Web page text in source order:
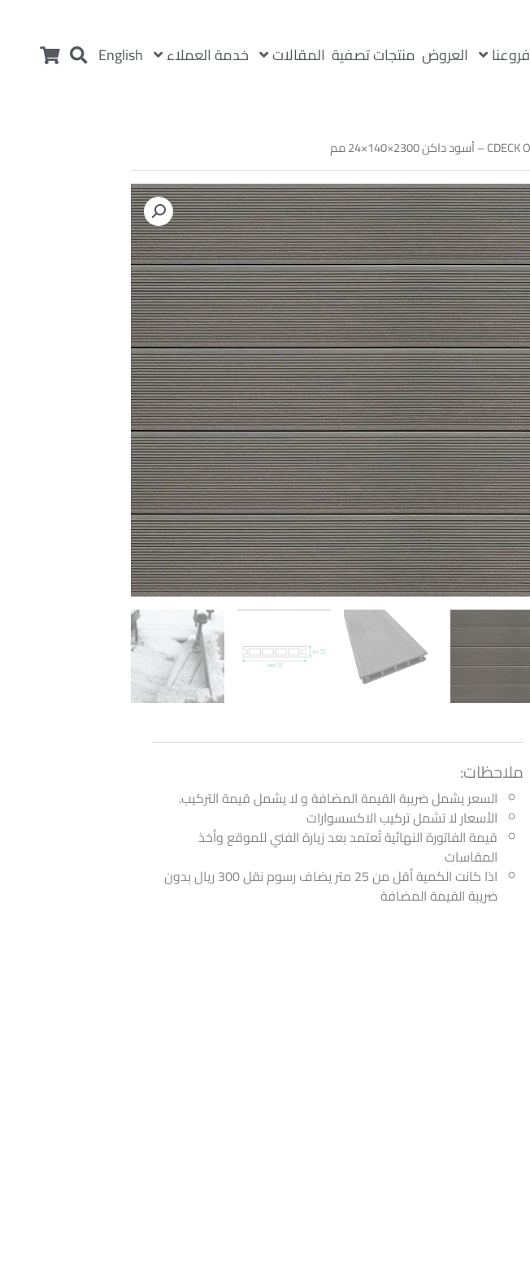
فروعنا العروض منتجات تصفية المقالات خدمة العملاء English
ملاحظات:
السعر يشمل ضريبة القيمة المضافة و لا يشمل قيمة التركيب.
الأسعار لا تشمل تركيب الاكسسوارات
قيمة الفاتورة النهائية تُعتمد بعد زيارة الفني للموقع وأخذ
المقاسات
اذا كانت الكمية أقل من 25 متر يضاف رسوم نقل 300 ريال بدون
ضريبة القيمة المضافة